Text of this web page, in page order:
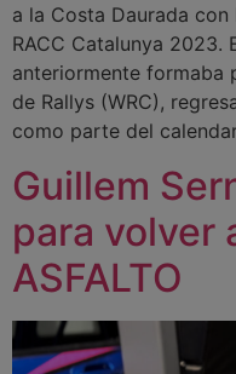
a la Costa Daurada
RACC Catalunya 2023.
anteriormente formaba
de Rallys (WRC),
como parte del
Guillem
para volver
ASFALTO